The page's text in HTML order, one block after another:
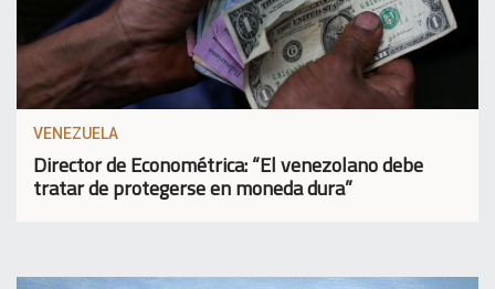
VENEZUELA
Director de Econométrica: “El venezolano debe
tratar de protegerse en moneda dura”